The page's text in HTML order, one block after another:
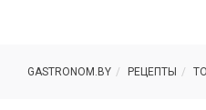
GASTRONOM.BY РЕЦЕПТЫ